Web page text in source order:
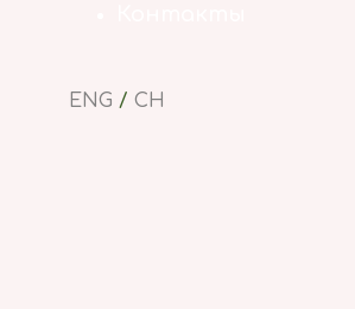
ENG / CH